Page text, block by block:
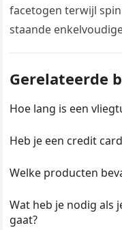
facetogen terwijl
staande
Gerelateerde
Hoe lang is een
Heb je een credit
Welke producten
Wat heb je nodig als
gaat?